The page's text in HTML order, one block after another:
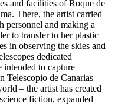
and facilities of Roque de
There, the artist carried
personnel and making a
to transfer to her plastic
in observing the skies and
dedicated
intended to capture
Telescopio de Canarias
– the artist has created
fiction, expanded